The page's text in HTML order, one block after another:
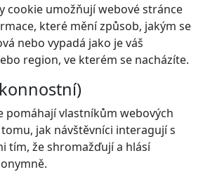
cookie umožňují webové stránce
které mění způsob, jakým se
nebo vypadá jako je váš
region, ve kterém se nacházíte.
pomáhají vlastníkům webových
jak návštěvníci interagují s
tím, že shromažďují a hlásí